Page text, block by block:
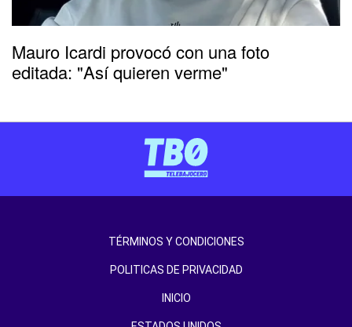
Mauro Icardi provocó con una foto
editada: "Así quieren verme"
TÉRMINOS Y CONDICIONES
POLITICAS DE PRIVACIDAD
INICIO